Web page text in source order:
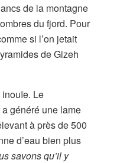
de la montagne
du fjord. Pour
si l’on jetait
de Gizeh
inouïe. Le
généré une lame
à près de 500
d’eau bien plus
savons qu’il y